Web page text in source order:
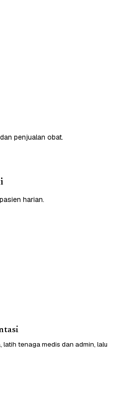
penjualan obat.
harian.
latih tenaga medis dan admin, lalu